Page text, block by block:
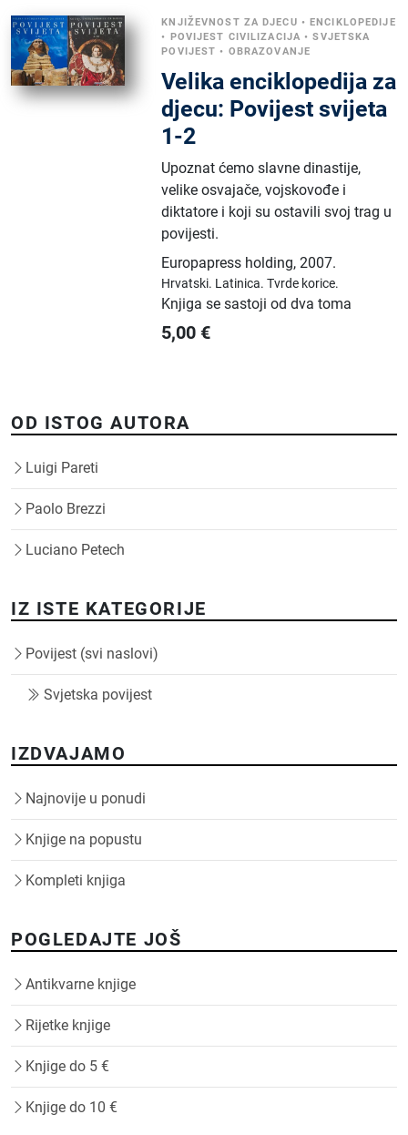
KNJIŽEVNOST ZA DJECU • ENCIKLOPEDIJE
•
POVIJEST CIVILIZACIJA •SVJETSKA
POVIJEST • OBRAZOVANJE
Velika enciklopedija za
djecu: Povijest svijeta
1-2
Upoznat ćemo slavne dinastije,
velike osvajače, vojskovođe i
diktatore i koji su ostavili svoj trag u
povijesti.
Europapress holding,2007.
Hrvatski. Latinica.Tvrde korice.
Knjiga se sastoji od dva toma
5,00 €
OD ISTOG AUTORA
Luigi Pareti
Paolo Brezzi
Luciano Petech
IZ ISTE KATEGORIJE
Povijest (svi naslovi)
Svjetska povijest
IZDVAJAMO
Najnovije u ponudi
Knjige na popustu
Kompleti knjiga
POGLEDAJTE JOŠ
Antikvarne knjige
Rijetke knjige
Knjige do 5 €
Knjige do 10 €